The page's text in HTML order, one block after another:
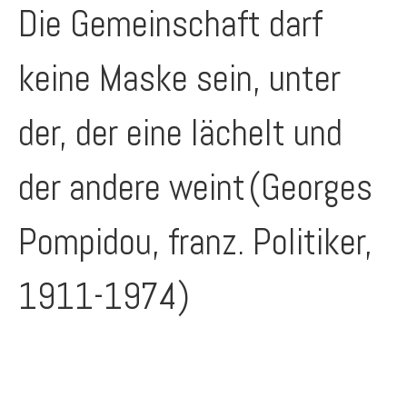
Die Gemeinschaft darf
keine Maske sein, unter
der, der eine lächelt und
der andere weint(Georges
Pompidou, franz. Politiker,
1911-1974)